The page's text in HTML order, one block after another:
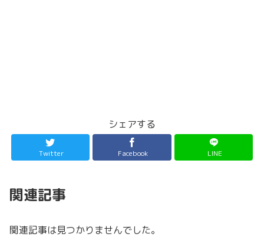
シェアする
Twitter Facebook LINE
関連記事
関連記事は見つかりませんでした。